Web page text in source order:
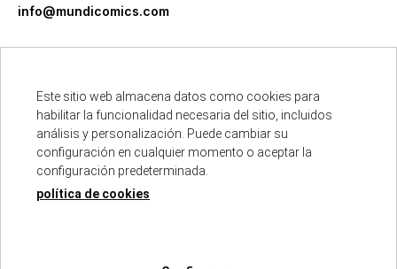
info@mundicomics.com
Descripción
Este sitio web almacena datos como cookies para
habilitar la funcionalidad necesaria del sitio, incluidos
análisis y personalización. Puede cambiar su
configuración en cualquier momento o aceptar la
configuración predeterminada.
política de cookies